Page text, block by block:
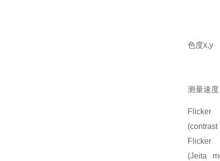
色度x,y
测量速度
Flicker
Flicker
(Jeita